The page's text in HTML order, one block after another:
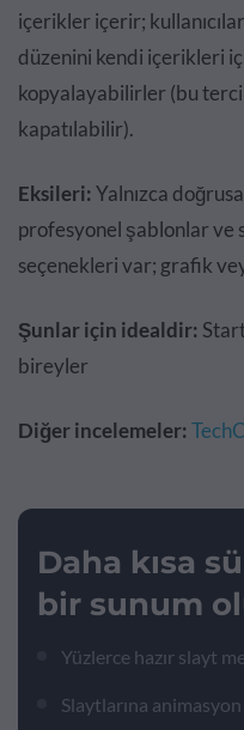
içerikler içerir;
düzenini kendi içerikleri
kopyalayabilirler (bu
kapatılabilir).
Eksileri:Yalnızca
profesyonel şablonlar ve
seçenekleri var; grafik
Şunlar için idealdir:
bireyler
Diğer incelemeler:
Daha kısa
bir sunum
Yüzlerce hazır slayt
Slaytlarına